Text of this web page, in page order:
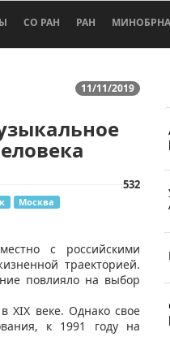
СО РАН РАН
11/11/2019
532
Москва
с российскими
траекторией.
повлияло на выбор
XIX веке. Однако свое
к 1991 году на